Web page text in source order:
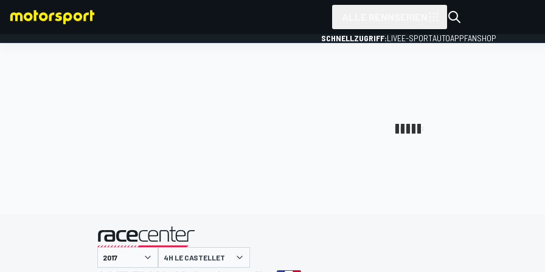
SCHNELLZUGRIFF:LIVEE-SPORTAUTOAPPFANSHOP
4H LE CASTELLET